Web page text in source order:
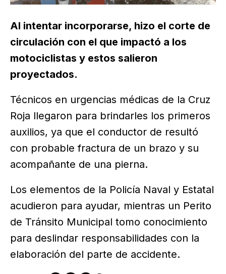
Al intentar incorporarse, hizo el corte de
circulación con el que impactó a los
motociclistas y estos salieron
proyectados.
Técnicos en urgencias médicas de la Cruz
Roja llegaron para brindarles los primeros
auxilios, ya que el conductor de resultó
con probable fractura de un brazo y su
acompañante de una pierna.
Los elementos de la Policía Naval y Estatal
acudieron para ayudar, mientras un Perito
de Tránsito Municipal tomo conocimiento
para deslindar responsabilidades con la
elaboración del parte de accidente.